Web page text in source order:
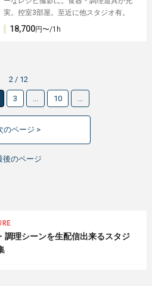
実。控室3部屋。至近に他スタジオ有。
18,700円〜/1h
2 / 12
3 ... 10 ...
のページ >
後のページ
調理シーンを生配信出来るスタジ